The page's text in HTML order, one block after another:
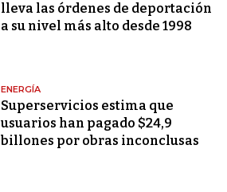
lleva las órdenes de deportación
a su nivel más alto desde 1998
ENERGÍA
Superservicios estima que
usuarios han pagado $24,9
billones por obras inconclusas